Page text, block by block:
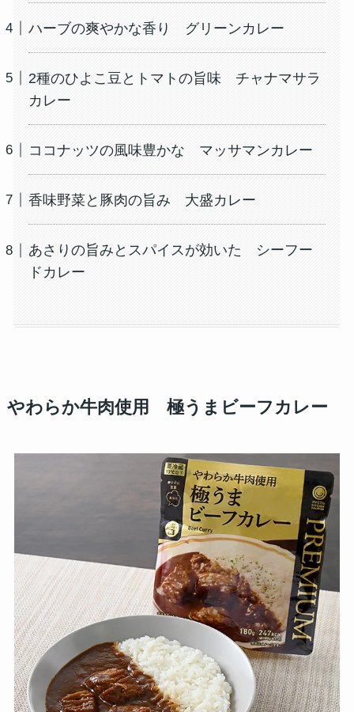
ハーブの爽やかな香り グリーンカレー
2種のひよこ豆とトマトの旨味 チャナマサラ
カレー
ココナッツの風味豊かな マッサマンカレー
香味野菜と豚肉の旨み 大盛カレー
あさりの旨みとスパイスが効いた シーフー
ドカレー
やわらか牛肉使用 極うまビーフカレー